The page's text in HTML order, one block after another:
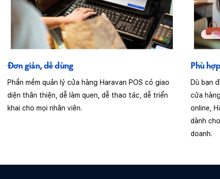
Đơn giản, dễ dùng
Phần mềm quản lý cửa hàng Haravan POS có giao
diện thân thiện, dễ làm quen, dễ thao tác, dễ triển
khai cho mọi nhân viên.
Phù
Dù bạn
cửa
online,
dành
doanh.